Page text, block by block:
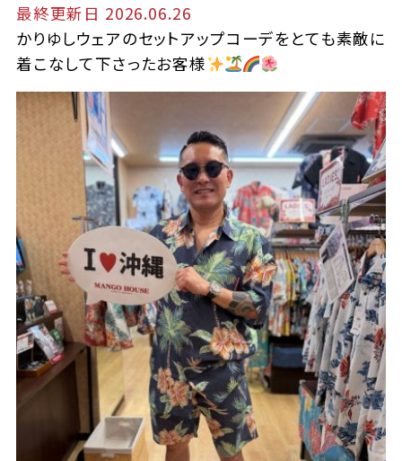
最終更新日 2026.06.26
かりゆしウェアのセットアップコーデをとても素敵に
着こなして下さったお客様